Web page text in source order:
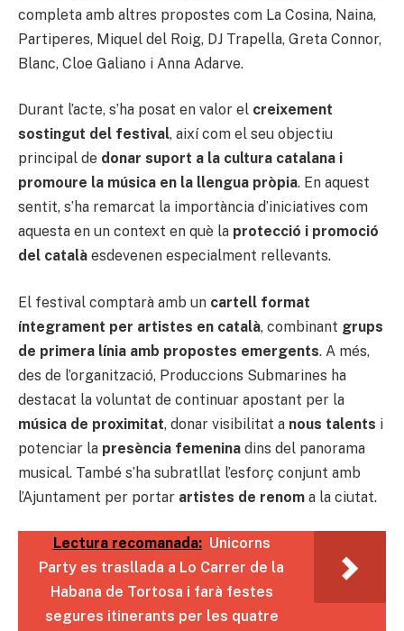
completa amb altres propostes com La Cosina, Naina,
Partiperes, Miquel del Roig, DJ Trapella, Greta Connor,
Blanc, Cloe Galiano i Anna Adarve.
Durant l’acte, s’ha posat en valor el creixement
sostingut del festival, així com el seu objectiu
principal de donar suport a la cultura catalana i
promoure la música en la llengua pròpia. En aquest
sentit, s’ha remarcat la importància d’iniciatives com
aquesta en un context en què la protecció i promoció
del català esdevenen especialment rellevants.
El festival comptarà amb un cartell format
íntegrament per artistes en català, combinant grups
de primera línia amb propostes emergents. A més,
des de l’organització, Produccions Submarines ha
destacat la voluntat de continuar apostant per la
música de proximitat, donar visibilitat a nous talents i
potenciar la presència femenina dins del panorama
musical. També s’ha subratllat l’esforç conjunt amb
l’Ajuntament per portar artistes de renom a la ciutat.
Lectura recomanada: Unicorns
Party es trasllada a Lo Carrer de la
Habana de Tortosa i farà festes
segures itinerants per les quatre